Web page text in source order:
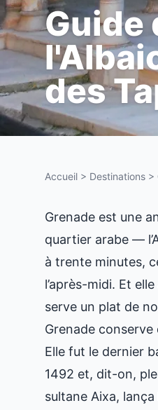
Guide
des
Accueil > Destinations >
Grenade est une
quartier arabe —
à trente minutes,
l’après-midi. Et
serve un plat de
Grenade conserve
Elle fut le dernier
1492 et, dit-on,
sultane Aixa,